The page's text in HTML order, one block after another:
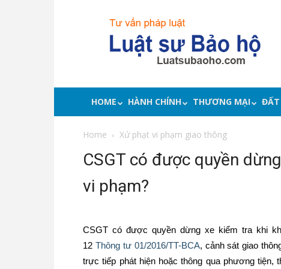
Luật
bảo
lợi,
tư
luật
HOME HÀNH CHÍNH THƯƠNG MẠI
Home Xử phạt vi phạm giao thông
CSGT có được quyền
vi phạm?
CSGT có được quyền dừng xe kiểm tra khi
12 Thông tư 01/2016/TT-BCA, cảnh sát giao
trực tiếp phát hiện hoặc thông qua phương tiện,